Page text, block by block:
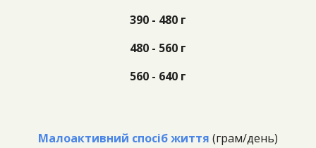
390 - 480 г
480 - 560 г
560 - 640 г
Малоактивний спосіб життя (грам/день)